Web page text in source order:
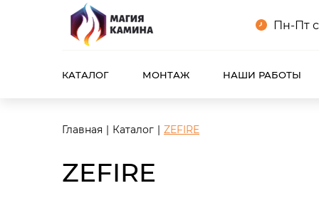
Пн-Пт с
КАТАЛОГ МОНТАЖ НАШИ РАБОТЫ
Главная Каталог ZEFIRE
ZEFIRE